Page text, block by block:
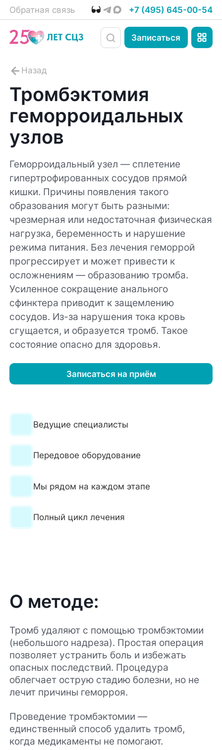
Обратная связь +7 (495) 645-00-54
Записаться
Тромбэктомия
геморроидальных
узлов
Геморроидальный узел — сплетение
гипертрофированных сосудов прямой
кишки. Причины появления такого
образования могут быть разными:
чрезмерная или недостаточная физическая
нагрузка, беременность и нарушение
режима питания. Без лечения геморрой
прогрессирует и может привести к
осложнениям — образованию тромба.
Усиленное сокращение анального
сфинктера приводит к защемлению
сосудов. Из-за нарушения тока кровь
сгущается, и образуется тромб. Такое
состояние опасно для здоровья.
Записаться на приём
Ведущие специалисты
Передовое оборудование
Мы рядом на каждом этапе
Полный цикл лечения
О методе:
Тромб удаляют с помощью тромбэктомии
(небольшого надреза). Простая операция
позволяет устранить боль и избежать
опасных последствий. Процедура
облегчает острую стадию болезни, но не
лечит причины геморроя.
Проведение тромбэктомии —
единственный способ удалить тромб,
когда медикаменты не помогают.